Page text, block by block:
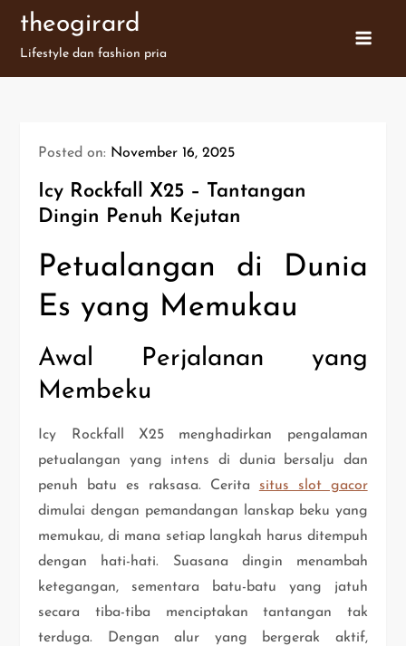
content
theogirard
Lifestyle dan fashion pria
Posted on: November 16, 2025
Icy Rockfall X25 – Tantangan
Dingin Penuh Kejutan
Petualangan di Dunia
Es yang Memukau
Awal Perjalanan yang
Membeku
Icy Rockfall X25 menghadirkan pengalaman
petualangan yang intens di dunia bersalju dan
penuh batu es raksasa. Cerita situs slot gacor
dimulai dengan pemandangan lanskap beku yang
memukau, di mana setiap langkah harus ditempuh
dengan hati-hati. Suasana dingin menambah
ketegangan, sementara batu-batu yang jatuh
secara tiba-tiba menciptakan tantangan tak
terduga. Dengan alur yang bergerak aktif,